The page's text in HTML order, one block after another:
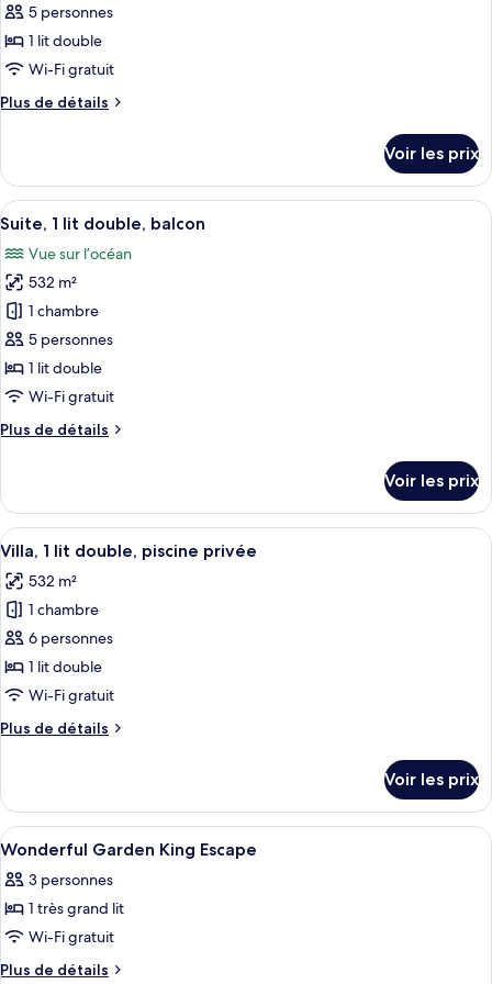
double,
balcon,
vue
océan
pour
ce
type
chambre :
lit
double,
piscine
privée
5 personnes
1 lit double
Wi-Fi gratuit
Plus de détails
Plus
le
type
de
Villa,
lit
double,
piscine
privée
Voir les prix
Afficher
toutes
les
photos
pour
ce
type
de
chambre :
Suite,
double,
balcon
Une chambre moderne dotée d’un
9
Suite, 1 lit double, balcon
Vue sur l’océan
532 m²
1 chambre
5 personnes
1 lit double
Wi-Fi gratuit
Plus de détails
Plus
le
type
de
Suite,
double,
balcon
Voir les prix
Afficher
toutes
les
photos
pour
ce
type
chambre :
lit
double,
piscine
privée
Un espace piscine extérieur
9
Villa, 1 lit double, piscine privée
532 m²
1 chambre
6 personnes
1 lit double
Wi-Fi gratuit
Plus de détails
Plus
le
type
de
Villa,
double,
piscine
Voir les prix
Afficher
toutes
les
photos
pour
ce
Draps en coton égyptien, literie de
4
Wonderful Garden King Escape
3 personnes
1 très grand lit
Wi-Fi gratuit
Plus de détails
Plus